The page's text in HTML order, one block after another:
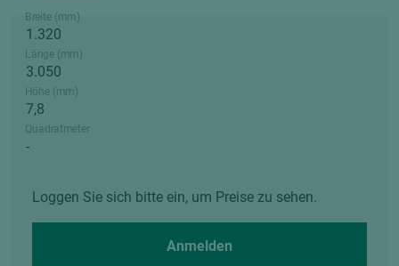
Breite (mm)
Länge (mm)
Höhe (mm)
Quadratmeter
Loggen Sie sich bitte ein, um Preise zu sehen.
Anmelden